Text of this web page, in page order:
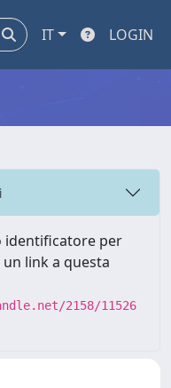
IT LOGIN
identificatore per
link a questa
2158/11526